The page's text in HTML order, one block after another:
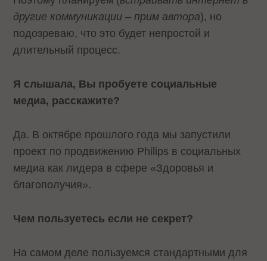
другие коммуникации – прим автора), но
подозреваю, что это будет непростой и
длительный процесс.
Я слышала, Вы пробуете социальные
медиа, расскажите?
Да. В октябре прошлого года мы запустили
проект по продвижению Philips в социальных
медиа как лидера в сфере «Здоровья и
благополучия».
Чем пользуетесь если не секрет?
На самом деле пользуемся стандартными для